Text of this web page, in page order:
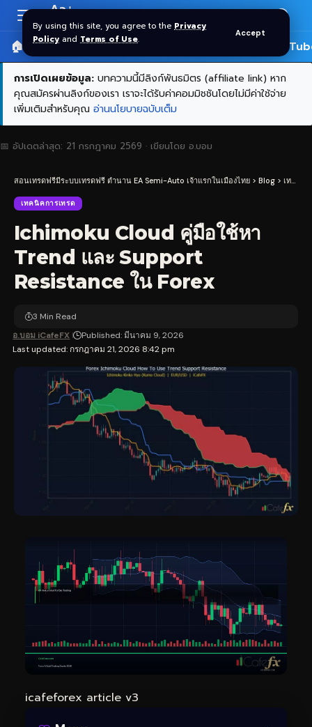
By using this site, you agree to the Privacy
Policy and Terms of Use.
Accept
Resizer
Aa
🏠 หน้าแรก ราคาทอง SPDR 🎬
การเปิดเผยข้อมูล: บทความนี้มีลิงก์พันธมิตร (affiliate link) หาก
คุณสมัครผ่านลิงก์ของเรา เราจะได้รับค่าคอมมิชชันโดยไม่มีค่าใช้จ่าย
เพิ่มเติมสำหรับคุณ อ่านนโยบายฉบับเต็ม
📅 อัปเดตล่าสุด: 21 กรกฎาคม 2569 · เขียนโดย อ.บอม
สอนเทรดฟรีมีระบบเทรดฟรี ตำนาน EA Semi-Auto เจ้าแรกในเมืองไทย > Blog > เทคนิคการเทรด
เทคนิคการเทรด
Ichimoku Cloud คู่มือใช้หา
Trend และ Support
Resistance ใน Forex
Last updated: กรกฎาคม 21, 2026 8:42 pm
อ.บอม iCafeFX Published: มีนาคม 9, 2026
3 Min Read
icafeforex article v3